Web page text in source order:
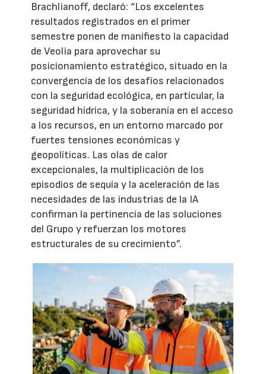
Brachlianoff, declaró: “Los excelentes
resultados registrados en el primer
semestre ponen de manifiesto la capacidad
de Veolia para aprovechar su
posicionamiento estratégico, situado en la
convergencia de los desafíos relacionados
con la seguridad ecológica, en particular, la
seguridad hídrica, y la soberanía en el acceso
a los recursos, en un entorno marcado por
fuertes tensiones económicas y
geopolíticas. Las olas de calor
excepcionales, la multiplicación de los
episodios de sequía y la aceleración de las
necesidades de las industrias de la IA
confirman la pertinencia de las soluciones
del Grupo y refuerzan los motores
estructurales de su crecimiento”.